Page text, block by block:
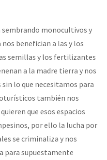
sembrando monocultivos y
benefician a las y los
semillas y los fertilizantes
a la madre tierra y nos
lo que necesitamos para
también nos
que esos espacios
por ello la lucha por
se criminaliza y nos
para supuestamente